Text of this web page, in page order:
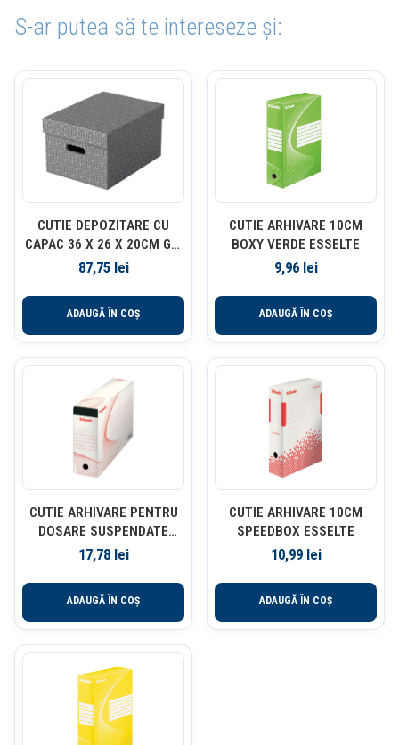
S-ar putea să te intereseze și:
CUTIE DEPOZITARE CU
CAPAC 36 X 26 X 20CM GRI
RECYCLED FSC 3/SET
87,75 lei
ADAUGĂ ÎN COȘ
CUTIE ARHIVARE 10CM
BOXY VERDE ESSELTE
9,96 lei
ADAUGĂ ÎN COȘ
CUTIE ARHIVARE PENTRU
DOSARE SUSPENDATE
ESSELTE
17,78 lei
ADAUGĂ ÎN COȘ
CUTIE ARHIVARE 10CM
SPEEDBOX ESSELTE
10,99 lei
ADAUGĂ ÎN COȘ